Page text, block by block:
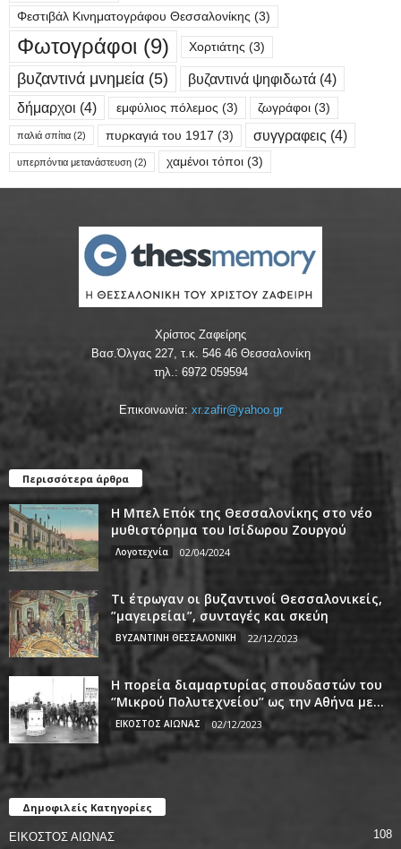
Φεστιβάλ Κινηματογράφου Θεσσαλονίκης (3)
Φωτογράφοι (9) Χορτιάτης (3)
βυζαντινά μνημεία (5) βυζαντινά ψηφιδωτά (4)
δήμαρχοι (4) εμφύλιος πόλεμος (3) ζωγράφοι (3)
παλιά σπίτια (2) πυρκαγιά του 1917 (3) συγγραφεις (4)
υπερπόντια μετανάστευση (2) χαμένοι τόποι (3)
Χρίστος Ζαφείρης
Βασ.Όλγας 227, τ.κ. 546 46 Θεσσαλονίκη
τηλ.: 6972 059594
Επικοινωνία: xr.zafir@yahoo.gr
Περισσότερα άρθρα
Η Μπελ Επόκ της Θεσσαλονίκης στο νέο
μυθιστόρημα του Ισίδωρου Ζουργού
Λογοτεχνία 02/04/2024
Τι έτρωγαν οι βυζαντινοί Θεσσαλονικείς,
”μαγειρείαι”, συνταγές και σκεύη
ΒΥΖΑΝΤΙΝΗ ΘΕΣΣΑΛΟΝΙΚΗ 22/12/2023
Η πορεία διαμαρτυρίας σπουδαστών του
‘’Μικρού Πολυτεχνείου’’ ως την Αθήνα με...
ΕΙΚΟΣΤΟΣ ΑΙΩΝΑΣ 02/12/2023
Δημοφιλείς Κατηγορίες
ΕΙΚΟΣΤΟΣ ΑΙΩΝΑΣ 108